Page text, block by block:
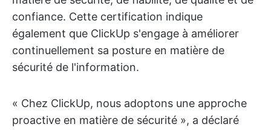
confiance. Cette certification indique
également que ClickUp s'engage à améliorer
continuellement sa posture en matière de
sécurité de l'information.
« Chez ClickUp, nous adoptons une approche
proactive en matière de sécurité », a déclaré